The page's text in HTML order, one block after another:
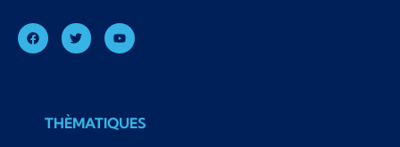
THÈMATIQUES